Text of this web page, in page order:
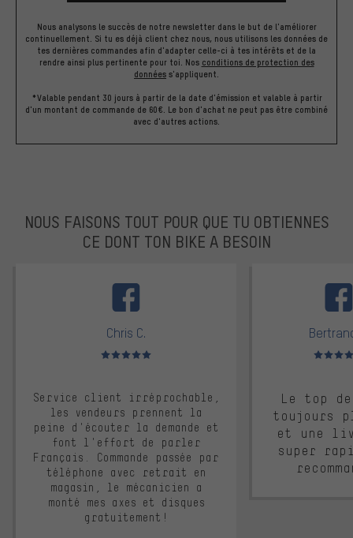
Nous analysons le succès de notre newsletter dans le but de l'améliorer
continuellement. Si tu es déjà client chez nous, nous utilisons les données de
tes dernières commandes afin d'adapter celle-ci à tes intérêts et de la
rendre ainsi plus pertinente pour toi. Nos conditions de protection des
données s'appliquent.
*Valable pendant 30 jours à partir de la date d'émission et valable à partir
d'un montant de commande de 60€. Le bon d'achat ne peut pas être combiné
avec d'autres actions.
NOUS FAISONS TOUT POUR QUE TU OBTIENNES
CE DONT TON BIKE A BESOIN
Chris C.
Note moyenne : 5 sur 5
Service client irréprochable,
les vendeurs prennent la
peine d'écouter la demande et
font l'effort de parler
Français. Commande passée par
téléphone avec retrait en
magasin, le mécanicien a
monté mes axes et disques
gratuitement!
Note
Le top
toujours
et une
super